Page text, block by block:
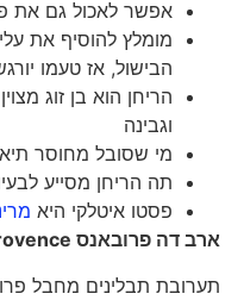
אפשר לאכול גם את
מומלץ להוסיף את עלי
הבישול, אז טעמו יורגש
הריחן הוא בן זוג מצוין ל
וגבינה
מי שסובל מחוסר
תה הריחן מסייע
פסטו איטלקי היא
ארב דה פרובאנסProvence
תערובת תבלינים מחבל